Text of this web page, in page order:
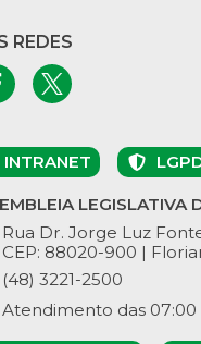
REDES
INTRANET
LEGISLATIVA
Rua Dr. Jorge Luz
CEP: 88020-900 |
(48) 3221-2500
Atendimento das 07:00